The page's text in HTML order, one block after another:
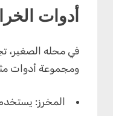
أدوات
في محله الصغير،
ومجموعة أدوات
المخرز: